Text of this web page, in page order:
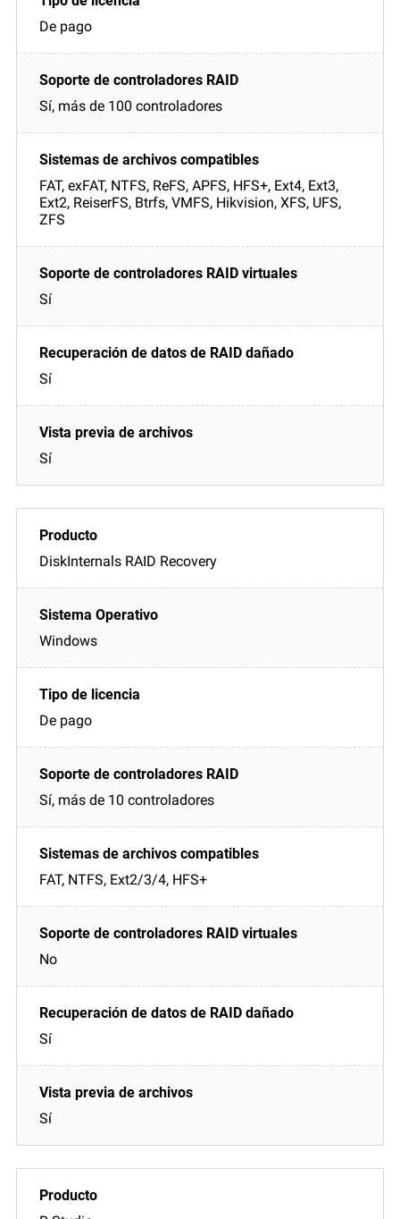
De pago
Sí, más de 100 controladores
FAT, exFAT, NTFS, ReFS, APFS, HFS+, Ext4, Ext3,
Ext2, ReiserFS, Btrfs, VMFS, Hikvision, XFS, UFS,
ZFS
Sí
Sí
Sí
DiskInternals RAID Recovery
Windows
De pago
Sí, más de 10 controladores
FAT, NTFS, Ext2/3/4, HFS+
No
Sí
Sí